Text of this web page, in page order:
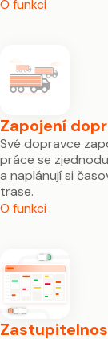
O funkci
Zapojení
Své dopravce
práce se
a naplánují si
trase.
O funkci